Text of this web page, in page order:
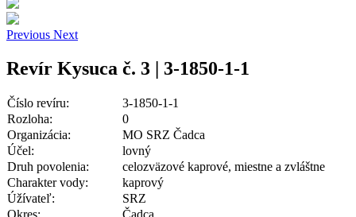
Previous Next
Revír Kysuca č. 3 | 3-1850-1-1
Číslo revíru:
3-1850-1-1
Rozloha:
0
Organizácia:
MO SRZ Čadca
Účel:
lovný
Druh povolenia:
celozväzové kaprové, miestne a zvláštne
Charakter vody:
kaprový
Úžívateľ:
SRZ
Okres:
Čadca